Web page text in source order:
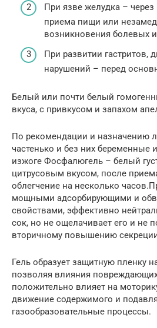
При язве желудка –
приема пищи или
возникновения болевых
При развитии гастритов,
нарушений – перед
Белый или почти белый
вкуса, с привкусом и запахом
По рекомендации и назначению
частенько и без них беременные
изжоге Фосфалюгель – белый
цитрусовым вкусом, после
облегчение на несколько
мощными адсорбирующими и
свойствами, эффективно
сок, но не ощелачивает его и не
вторичному повышению
Гель образует защитную пленку
позволяя влияния
положительно влияет на
движение содержимого и
газообразовательные процессы.